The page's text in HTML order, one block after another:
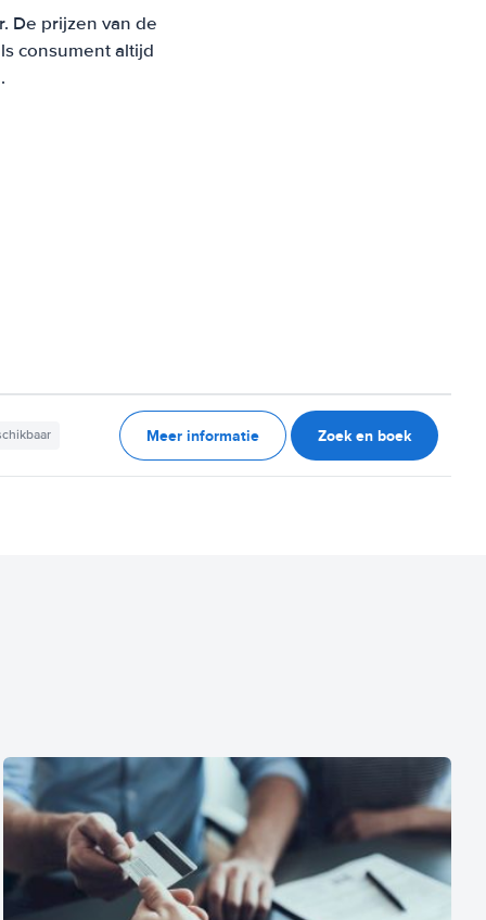
De prijzen van de
consument altijd
Meer informatie Zoek en boek